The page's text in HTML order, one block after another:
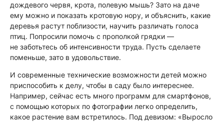
дождевого червя, крота, полевую мышь? Зато на даче
ему можно и показать кротовую нору, и объяснить, какие
деревья растут поблизости, научить различать голоса
птиц. Попросили помочь с прополкой грядки —
не заботьтесь об интенсивности труда. Пусть сделаете
поменьше, зато в удовольствие.
И современные технические возможности детей можно
приспособить к делу, чтобы в саду было интереснее.
Например, сейчас есть много программ для смартфонов,
с помощью которых по фотографии легко определить,
какое растение вам встретилось. Под девизом: «Выросло